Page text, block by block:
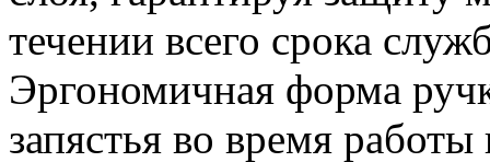
течении всего срока
Эргономичная форма
запястья во время